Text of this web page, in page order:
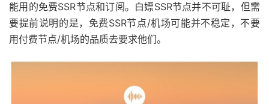
能用的免费SSR节点和订阅。白嫖SSR节点并不可耻，但需
要提前说明的是，免费SSR节点/机场可能并不稳定，不要
用付费节点/机场的品质去要求他们。